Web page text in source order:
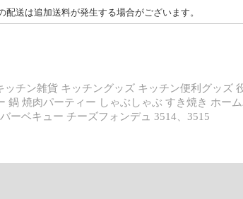
送は追加送料が発生する場合がございます。
チン雑貨 キッチングッズ キッチン便利グッズ
鍋 焼肉パーティー しゃぶしゃぶ すき焼き ホー
ーベキュー チーズフォンデュ 3514、3515